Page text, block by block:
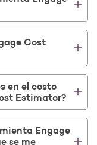
Cost
en el costo
Estimator?
Engage
se me